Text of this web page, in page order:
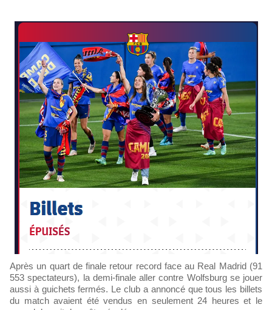
Après un quart de finale retour record face au Real Madrid (91
553 spectateurs), la demi-finale aller contre Wolfsburg se jouer
aussi à guichets fermés. Le club a annoncé que tous les billets
du match avaient été vendus en seulement 24 heures et le